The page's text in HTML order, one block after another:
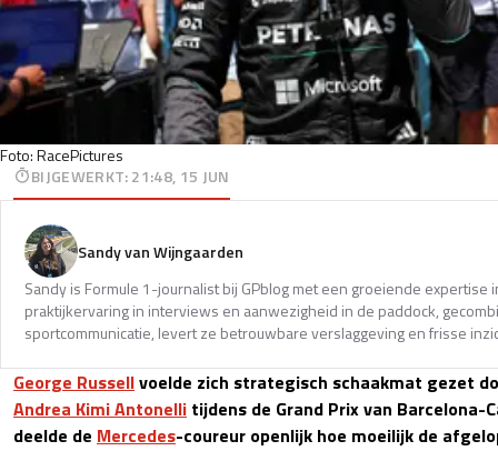
Foto: RacePictures
BIJGEWERKT:21:48, 15 JUN
Sandy van Wijngaarden
Sandy is Formule 1-journalist bij GPblog met een groeiende expertise
praktijkervaring in interviews en aanwezigheid in de paddock,
sportcommunicatie, levert ze betrouwbare verslaggeving en frisse
George Russellvoelde zich strategisch schaakmat gezet
Andrea Kimi Antonelli tijdens de Grand Prix van Barcelona-
deelde de Mercedes-coureur openlijk hoe moeilijk de